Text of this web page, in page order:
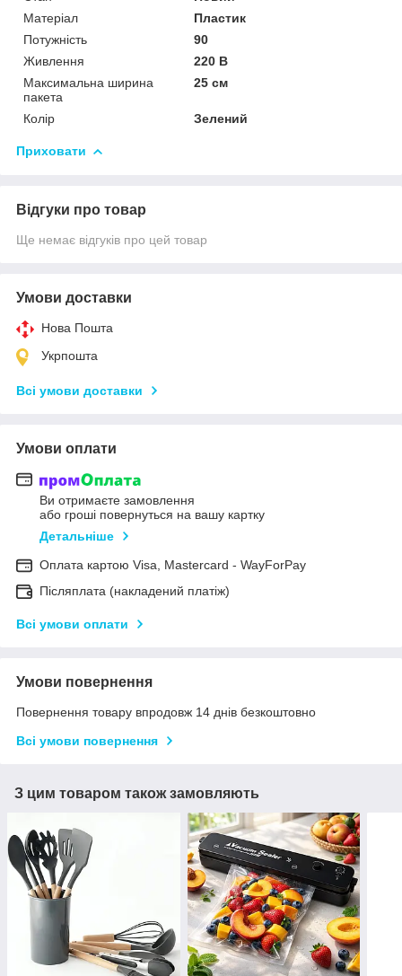
Матеріал
Пластик
Потужність
90
Живлення
220 В
Максимальна ширина
пакета
25 см
Колір Зелений
Приховати
Відгуки про товар
Ще немає відгуків про цей товар
Умови доставки
Нова Пошта
Укрпошта
Всі умови доставки
Умови оплати
Ви отримаєте замовлення
або гроші повернуться на вашу картку
Детальніше
Оплата картою Visa, Mastercard - WayForPay
Післяплата (накладений платіж)
Всі умови оплати
Умови повернення
Повернення товару впродовж 14 днів безкоштовно
Всі умови повернення
З цим товаром також замовляють